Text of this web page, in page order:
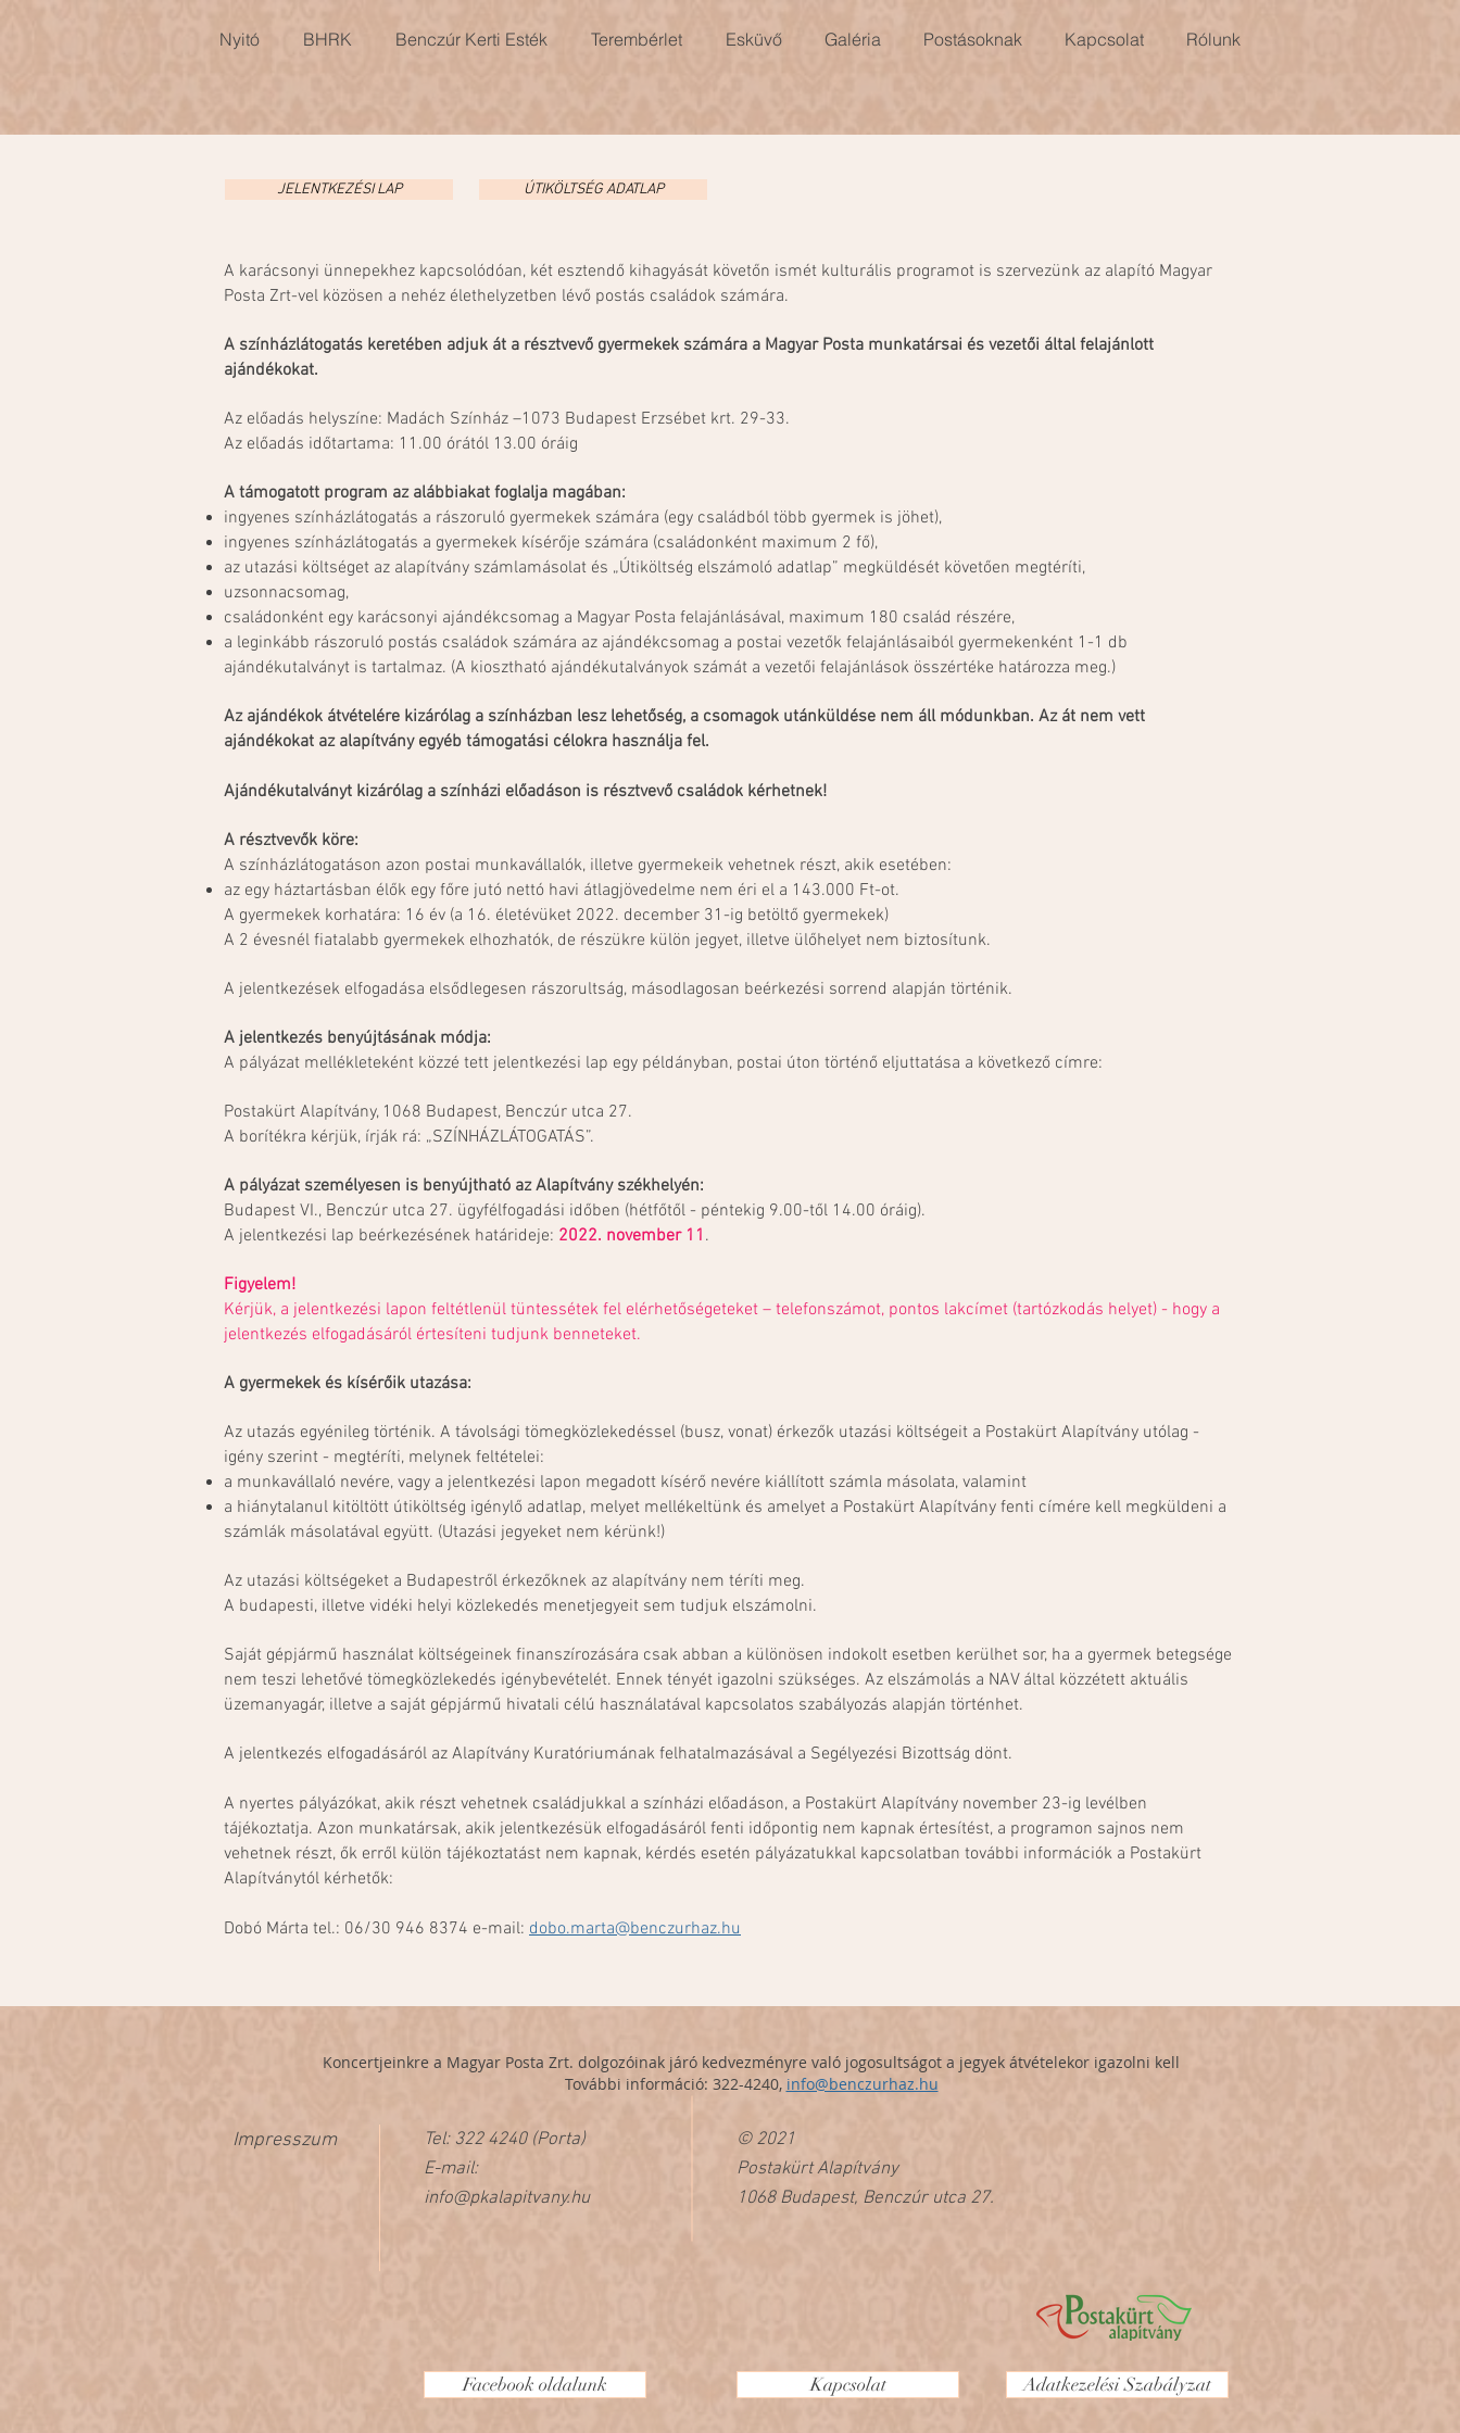
Nyitó BHRK Benczúr Kerti Esték Terembérlet Esküvő Galéria Postásoknak Kapcsolat Rólunk
JELENTKEZÉSI LAP ÚTIKÖLTSÉG ADATLAP
A karácsonyi ünnepekhez kapcsolódóan, két esztendő kihagyását követőn ismét kulturális programot is szervezünk az alapító Magyar
Posta Zrt-vel közösen a nehéz élethelyzetben lévő postás családok számára.
A színházlátogatás keretében adjuk át a résztvevő gyermekek számára a Magyar Posta munkatársai és vezetői által felajánlott
ajándékokat.
Az előadás helyszíne: Madách Színház –1073 Budapest Erzsébet krt. 29-33.
Az előadás időtartama: 11.00 órától 13.00 óráig
A támogatott program az alábbiakat foglalja magában:
ingyenes színházlátogatás a rászoruló gyermekek számára (egy családból több gyermek is jöhet),
ingyenes színházlátogatás a gyermekek kísérője számára (családonként maximum 2 fő),
az utazási költséget az alapítvány számlamásolat és „Útiköltség elszámoló adatlap” megküldését követően megtéríti,
uzsonnacsomag,
családonként egy karácsonyi ajándékcsomag a Magyar Posta felajánlásával, maximum 180 család részére,
a leginkább rászoruló postás családok számára az ajándékcsomag a postai vezetők felajánlásaiból gyermekenként 1-1 db
ajándékutalványt is tartalmaz. (A kiosztható ajándékutalványok számát a vezetői felajánlások összértéke határozza meg.)
Az ajándékok átvételére kizárólag a színházban lesz lehetőség, a csomagok utánküldése nem áll módunkban. Az át nem vett
ajándékokat az alapítvány egyéb támogatási célokra használja fel.
Ajándékutalványt kizárólag a színházi előadáson is résztvevő családok kérhetnek!
A résztvevők köre:
A színházlátogatáson azon postai munkavállalók, illetve gyermekeik vehetnek részt, akik esetében:
az egy háztartásban élők egy főre jutó nettó havi átlagjövedelme nem éri el a 143.000 Ft-ot.
A gyermekek korhatára: 16 év (a 16. életévüket 2022. december 31-ig betöltő gyermekek)
A 2 évesnél fiatalabb gyermekek elhozhatók, de részükre külön jegyet, illetve ülőhelyet nem biztosítunk.
A jelentkezések elfogadása elsődlegesen rászorultság, másodlagosan beérkezési sorrend alapján történik.
A jelentkezés benyújtásának módja:
A pályázat mellékleteként közzé tett jelentkezési lap egy példányban, postai úton történő eljuttatása a következő címre:
Postakürt Alapítvány, 1068 Budapest, Benczúr utca 27.
A borítékra kérjük, írják rá: „SZÍNHÁZLÁTOGATÁS”.
A pályázat személyesen is benyújtható az Alapítvány székhelyén:
Budapest VI., Benczúr utca 27. ügyfélfogadási időben (hétfőtől - péntekig 9.00-től 14.00 óráig).
A jelentkezési lap beérkezésének határideje: 2022. november 11 .
Figyelem!
Kérjük, a jelentkezési lapon feltétlenül tüntessétek fel elérhetőségeteket – telefonszámot, pontos lakcímet (tartózkodás helyet) - hogy a
jelentkezés elfogadásáról értesíteni tudjunk benneteket.
A gyermekek és kísérőik utazása:
Az utazás egyénileg történik. A távolsági tömegközlekedéssel (busz, vonat) érkezők utazási költségeit a Postakürt Alapítvány utólag -
igény szerint - megtéríti, melynek feltételei:
a munkavállaló nevére, vagy a jelentkezési lapon megadott kísérő nevére kiállított számla másolata, valamint
a hiánytalanul kitöltött útiköltség igénylő adatlap, melyet mellékeltünk és amelyet a Postakürt Alapítvány fenti címére kell megküldeni a
számlák másolatával együtt. (Utazási jegyeket nem kérünk!)
Az utazási költségeket a Budapestről érkezőknek az alapítvány nem téríti meg.
A budapesti, illetve vidéki helyi közlekedés menetjegyeit sem tudjuk elszámolni.
Saját gépjármű használat költségeinek finanszírozására csak abban a különösen indokolt esetben kerülhet sor, ha a gyermek betegsége
nem teszi lehetővé tömegközlekedés igénybevételét. Ennek tényét igazolni szükséges. Az elszámolás a NAV által közzétett aktuális
üzemanyagár, illetve a saját gépjármű hivatali célú használatával kapcsolatos szabályozás alapján történhet.
A jelentkezés elfogadásáról az Alapítvány Kuratóriumának felhatalmazásával a Segélyezési Bizottság dönt.
A nyertes pályázókat, akik részt vehetnek családjukkal a színházi előadáson, a Postakürt Alapítvány november 23-ig levélben
tájékoztatja. Azon munkatársak, akik jelentkezésük elfogadásáról fenti időpontig nem kapnak értesítést, a programon sajnos nem
vehetnek részt, ők erről külön tájékoztatást nem kapnak, kérdés esetén pályázatukkal kapcsolatban további információk a Postakürt
Alapítványtól kérhetők:
Dobó Márta tel.: 06/30 946 8374 e-mail: dobo.marta@benczurhaz.hu
Koncertjeinkre a Magyar Posta Zrt. dolgozóinak járó kedvezményre való jogosultságot a jegyek átvételekor igazolni kell
További információ: 322-4240, info@benczurhaz.hu
Impresszum
Tel: 322 4240 (Porta)
E-mail:
info@pkalapitvany.hu
© 2021
Postakürt Alapítvány
1068 Budapest, Benczúr utca 27.
Facebook oldalunk Kapcsolat Adatkezelési Szabályzat